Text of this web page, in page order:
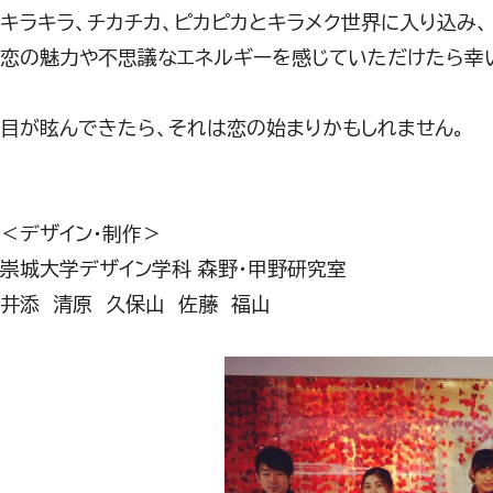
キラキラ、チカチカ、ピカピカとキラメク世界に入り込み、
恋の魅力や不思議なエネルギーを感じていただけたら幸
目が眩んできたら、それは恋の始まりかもしれません。
＜デザイン・制作＞
崇城大学デザイン学科 森野・甲野研究室
井添 清原 久保山 佐藤 福山